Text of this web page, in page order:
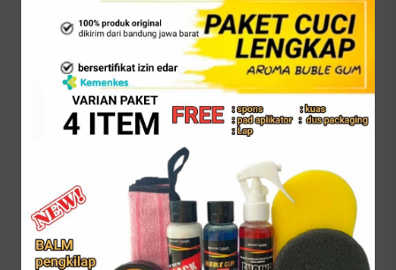
administrasi di masa depan.
KTP Pemilik Baru asli
SKPD asli
BPKB asli & fotokopi
Kwitansi pembelian kendaraan bermaterai
Berikut adalah urutan proses yang harus dilalui di
SAMSAT: